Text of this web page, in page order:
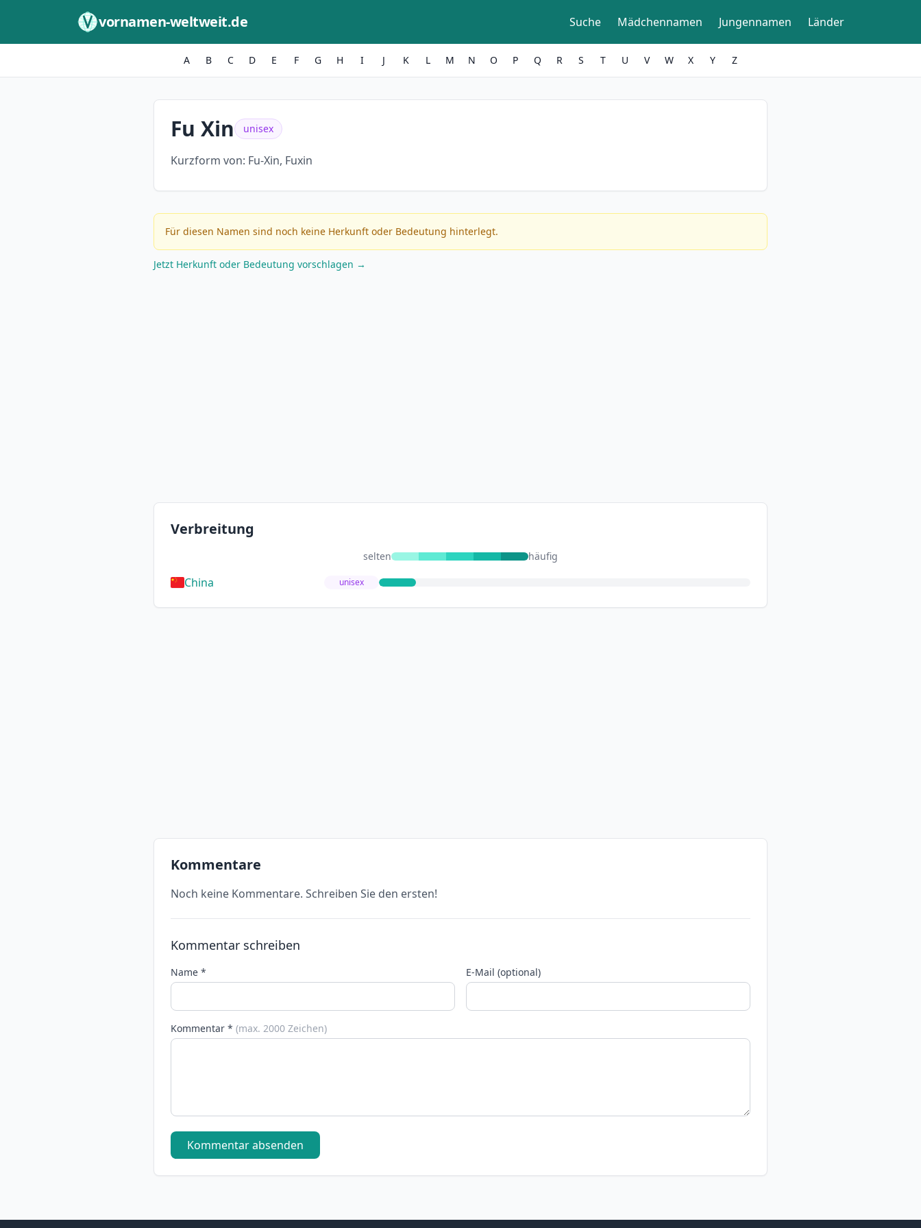
vornamen-weltweit.de Suche Mädchennamen Jungennamen Länder
A B C D E F G H I J K L M N O P Q R S T U V W X Y Z
Fu Xin unisex
Kurzform von: Fu-Xin, Fuxin
Für diesen Namen sind noch keine Herkunft oder Bedeutung hinterlegt.
Jetzt Herkunft oder Bedeutung vorschlagen →
Verbreitung
selten häufig
China unisex
Kommentare
Noch keine Kommentare. Schreiben Sie den ersten!
Kommentar schreiben
Name * E-Mail (optional)
Kommentar * (max. 2000 Zeichen)
Kommentar absenden